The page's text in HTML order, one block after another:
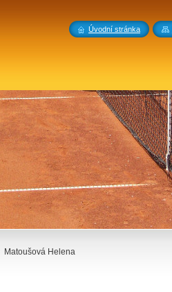
Matoušová Helena
Úvodní stránka